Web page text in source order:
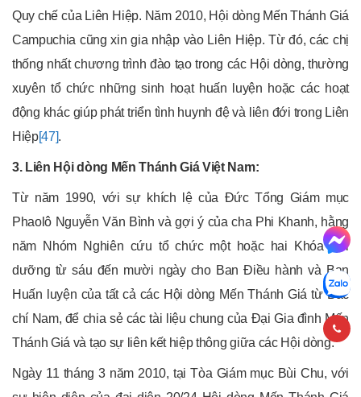
Quy chế của Liên Hiệp. Năm 2010, Hội dòng Mến Thánh Giá
Campuchia cũng xin gia nhập vào Liên Hiệp. Từ đó, các chị
thống nhất chương trình đào tạo trong các Hội dòng, thường
xuyên tổ chức những sinh hoạt huấn luyện hoặc các hoạt
động khác giúp phát triển tình huynh đệ và liên đới trong Liên
Hiệp[47].
3. Liên Hội dòng Mến Thánh Giá Việt Nam:
Từ năm 1990, với sự khích lệ của Đức Tổng Giám mục
Phaolô Nguyễn Văn Bình và gợi ý của cha Phi Khanh, hằng
năm Nhóm Nghiên cứu tổ chức một hoặc hai Khóa Bồi
dưỡng từ sáu đến mười ngày cho Ban Điều hành và Ban
Huấn luyện của tất cả các Hội dòng Mến Thánh Giá từ Bắc
chí Nam, để chia sẻ các tài liệu chung của Đại Gia đình Mến
Thánh Giá và tạo sự liên kết hiệp thông giữa các Hội dòng.
Ngày 11 tháng 3 năm 2010, tại Tòa Giám mục Bùi Chu, với